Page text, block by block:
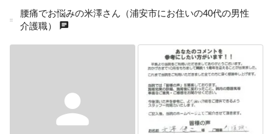
腰痛でお悩みの米澤さん（浦安市にお住いの40代の男性
介護職）
chat
person